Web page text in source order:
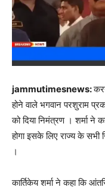
jammutimesnews:
होने वाले भगवान परशुराम
को दिया निमंत्रण । शर्मा ने
होगा इसके लिए राज्य के सभी
।
कार्तिकेय शर्मा ने कहा कि